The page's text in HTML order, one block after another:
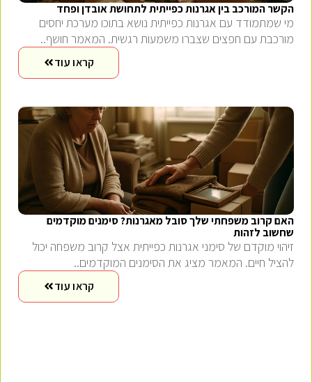
הקשר המורכב בין אגרנות כפייתית לתחושת אובדן ופחד
מי שמתמודד עם אגרנות כפייתית נושא בתוכו מערכת יחסים
מורכבת עם חפצים שצברו משמעות רגשית. המאמר חושף..
קראו עוד
האם קרוב משפחתי שלך סובל מאגרנות? סימנים מוקדמים
שחשוב לזהות
זיהוי מוקדם של סימני אגרנות כפייתית אצל קרוב משפחה יכול
להציל חיים. המאמר מציג את הסימנים המוקדמים..
קראו עוד